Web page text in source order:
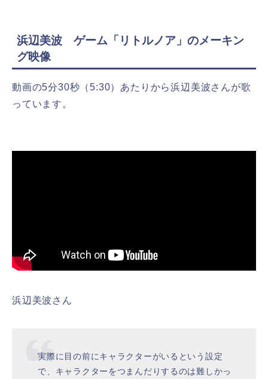
浜辺美波 ゲーム「リトルノア」のメーキン
グ映像
動画の5分30秒（5:30）あたりから浜辺美波さんが歌
っています。
浜辺美波さん
実際に目の前にキャラクターがいるという設定
で、キャラクターをつまんだりするのは難しかっ